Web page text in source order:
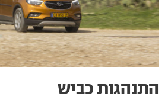
התנהגות כביש